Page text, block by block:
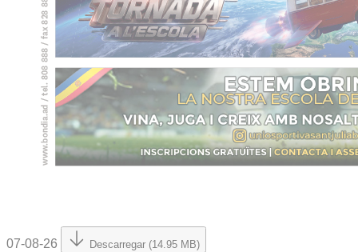
07-08-26 Descarregar (14.95 MB)